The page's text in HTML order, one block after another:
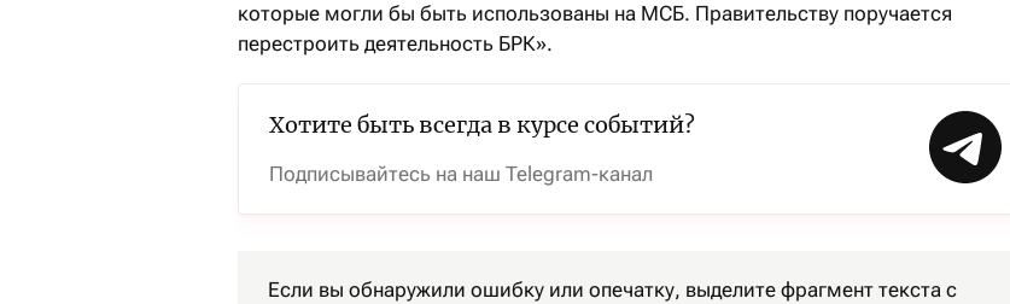
которые могли бы быть использованы на МСБ. Правительству поручается
перестроить деятельность БРК».
Хотите быть всегда в курсе событий?
Подписывайтесь на наш Telegram-канал
Если вы обнаружили ошибку или опечатку, выделите фрагмент текста с